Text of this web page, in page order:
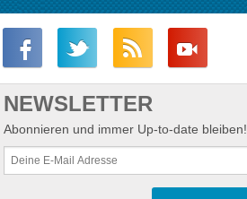
NEWSLETTER
Abonnieren und immer Up-to-date bleiben!